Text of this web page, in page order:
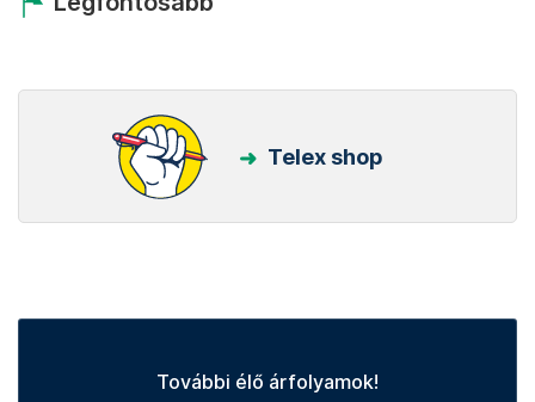
Telex shop
További élő árfolyamok!